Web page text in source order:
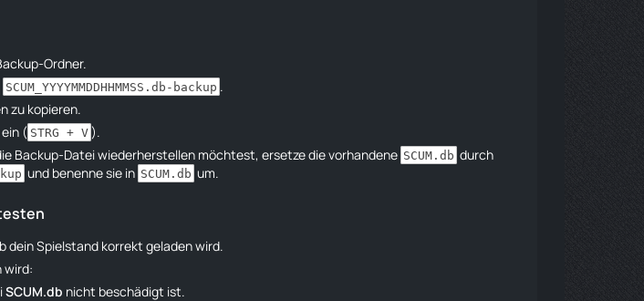
Ordner.
SCUM_YYYYMMDDHHMMSS.db-backup .
zu kopieren.
( STRG + V ).
Backup-Datei wiederherstellen möchtest, ersetze die vorhandene SCUM.db durch
und benenne sie in SCUM.db um.
dein Spielstand korrekt geladen wird.
wird:
SCUM.db nicht beschädigt ist.